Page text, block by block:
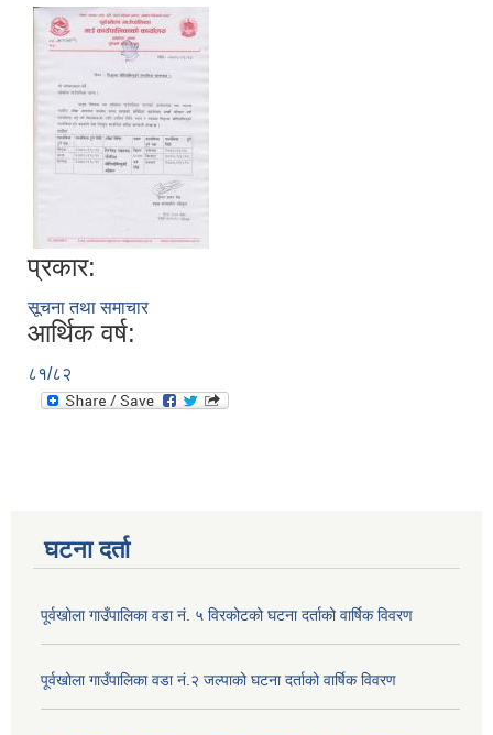
प्रकार:
सूचना तथा समाचार
आर्थिक वर्ष:
८१/८२
घटना दर्ता
पूर्वखोला गाउँपालिका वडा नं. ५ विरकोटको घटना दर्ताको वार्षिक विवरण
पूर्वखोला गाउँपालिका वडा नं.२ जल्पाको घटना दर्ताको वार्षिक विवरण